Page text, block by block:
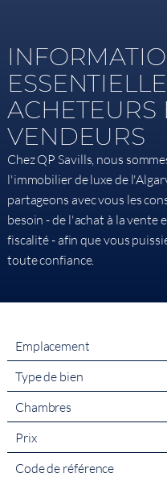
ACHETEURS
VENDEURS
Chez QP Savills, nous
l'immobilier de luxe de
partageons avec vous les
besoin - de l'achat à la vente
fiscalité - afin que vous
toute confiance.
Emplacement
Type de bien
Chambres
Prix